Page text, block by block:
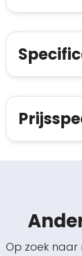
Op zoek naar